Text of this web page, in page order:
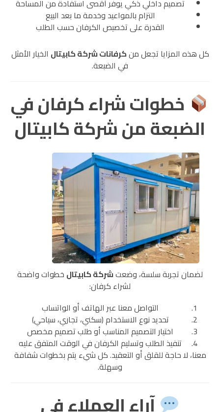
تصميم داخلي ذكي يوفر أقصى استفادة من المساحة
التزام بالمواعيد وخدمة ما بعد البيع
القدرة على تخصيص الكرفان حسب الطلب
كل هذه المزايا تجعل منكرفانات شركة كابيتال الخيار الأمثل
في الضبعة.
خطوات شراء كرفان في
الضبعة من شركة كابيتال
لضمان تجربة سلسة، وضعتشركة كابيتال خطوات واضحة
لشراء كرفان:
التواصل معنا عبر الهاتف أو الواتساب
تحديد نوع الاستخدام (سكني، تجاري، سياحي)
اختيار التصميم المناسب أو طلب تصميم مخصص
تنفيذ الطلب وتسليم الكرفان في الوقت المتفق عليه
معنا، لا حاجة للقلق أو التعقيد. كل شيء يتم بخطوات شفافة
وسهلة.
آراء العملاء في